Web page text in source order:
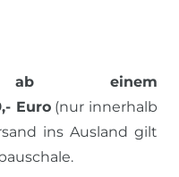
ab einem
Euro(nur innerhalb
ins Ausland gilt